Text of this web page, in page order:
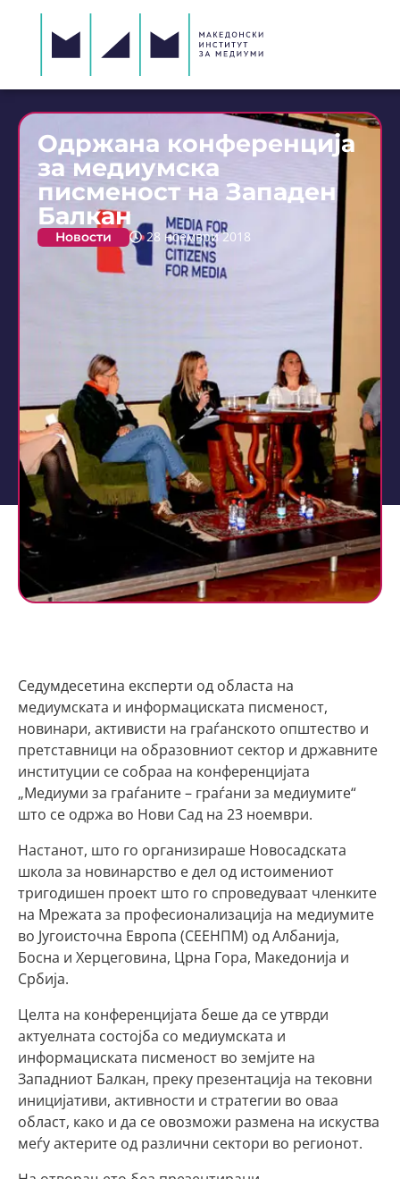
Одржана конференција
за медиумска
писменост на Западен
Балкан
Новости 28 ноември 2018
Седумдесетина експерти од областа на
медиумската и информациската писменост,
новинари, активисти на граѓанското општество и
претставници на образовниот сектор и државните
институции се собраа на конференцијата
„Медиуми за граѓаните – граѓани за медиумите“
што се одржа во Нови Сад на 23 ноември.
Настанот, што го организираше Новосадската
школа за новинарство е дел од истоимениот
тригодишен проект што го спроведуваат членките
на Мрежата за професионализација на медиумите
во Југоисточна Европа (СЕЕНПМ) од Албанија,
Босна и Херцеговина, Црна Гора, Македонија и
Србија.
Целта на конференцијата беше да се утврди
актуелната состојба со медиумската и
информациската писменост во земјите на
Западниот Балкан, преку презентација на тековни
иницијативи, активности и стратегии во оваа
област, како и да се овозможи размена на искуства
меѓу актерите од различни сектори во регионот.